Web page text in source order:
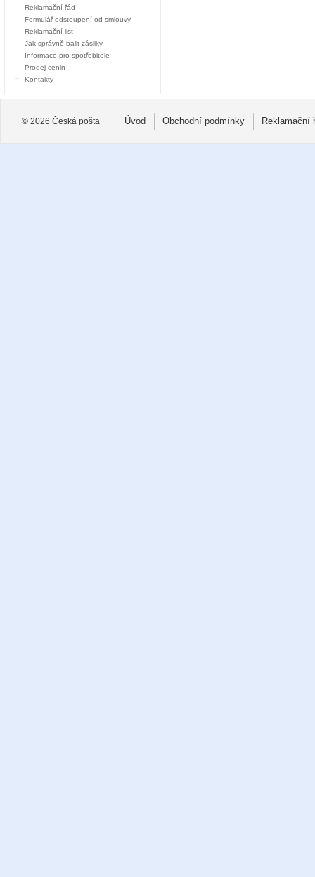
Reklamační řád
Formulář odstoupení od smlouvy
Reklamační list
Jak správně balit zásilky
Informace pro spotřebitele
Prodej cenin
Kontakty
© 2026 Česká pošta Úvod Obchodní podmínky Reklamační